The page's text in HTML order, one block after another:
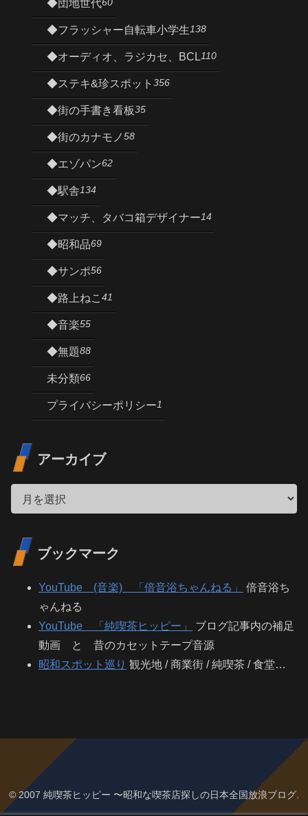
◆団地世代
◆フラッシャー自転車小学生138
◆オーディオ、ラジカセ、BCL110
◆ステキ&珍スポット 356
◆街の手書き看板35
◆街のカナモノ58
◆エゾパン62
◆駅舎134
◆マッチ、タバコ箱デザイナー14
◆昭和品69
◆サンポ56
◆路上ねこ 41
◆音楽55
◆無題88
未分類66
プライバシーポリシー1
アーカイブ
ブックマーク
YouTube (音楽) 「倍音浴ちゃんねる」
倍音浴ち
ゃんねる
YouTube 「純喫茶ヒッピー」
ブログ記事内の補足
動画 と 昔のカセットテープ音源
昭和スポット巡り 観光地 / 商業街 / 純喫茶 / 食堂…
© 2007 純喫茶ヒッピー 〜昭和な喫茶店探しの日本全国放浪ブログ.